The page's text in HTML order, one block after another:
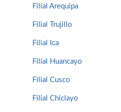
Filial Arequipa
Filial Trujillo
Filial Ica
Filial Huancayo
Filial Cusco
Filial Chiclayo